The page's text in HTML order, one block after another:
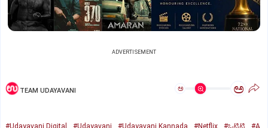
ADVERTISEMENT
TEAM UDAYAVANI ಅ ಅ